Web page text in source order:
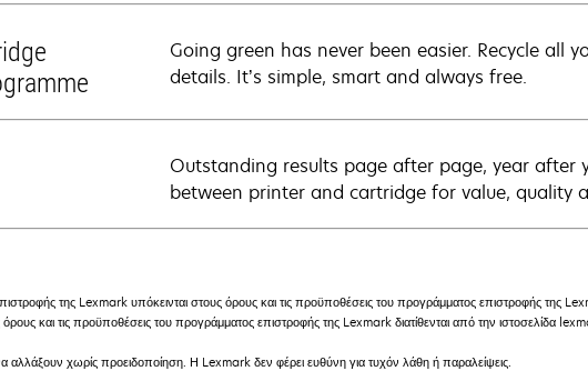
Going green has never been easier. Recycle all
details. It’s simple, smart and always free.
Outstanding results page after page, year after
between printer and cartridge for value, quality
της Lexmark υπόκεινται στους όρους και τις προϋποθέσεις του προγράμματος επιστροφής
όρους και τις προϋποθέσεις του προγράμματος επιστροφής της Lexmark διατίθενται από την
αλλάξουν χωρίς προειδοποίηση. Η Lexmark δεν φέρει ευθύνη για τυχόν λάθη ή παραλείψεις.